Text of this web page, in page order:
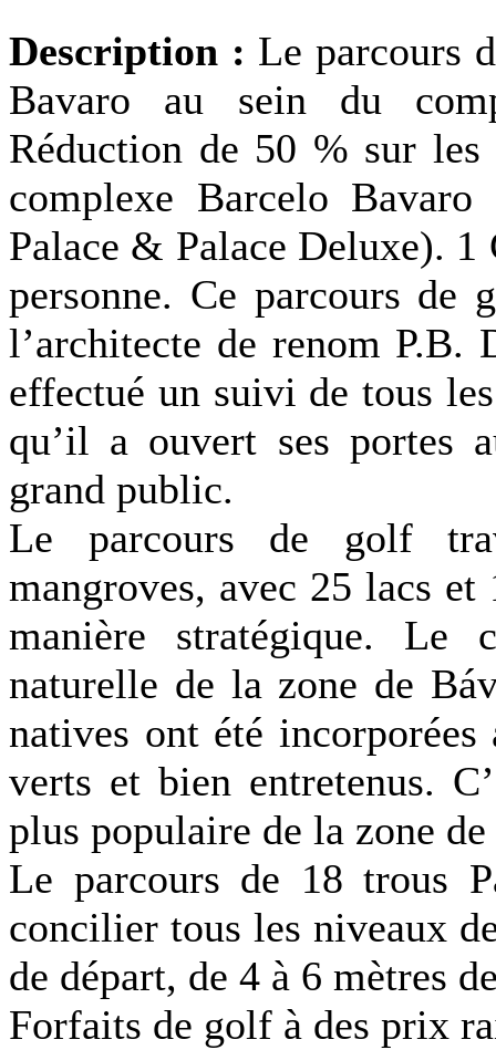
Description : Le parcours
Bavaro au sein du
Réduction de 50 % sur les
complexe Barcelo
Palace & Palace Deluxe). 1
personne. Ce parcours de
l’architecte de renom P.B.
effectué un suivi de tous
qu’il a ouvert ses portes
grand public.
Le parcours de golf
mangroves, avec 25 lacs et
manière stratégique.
naturelle de la zone de
natives ont été
verts et bien entretenus.
plus populaire de la zone
Le parcours de 18 trous
concilier tous les niveaux
de départ, de 4 à 6 mètres
Forfaits de golf à des prix